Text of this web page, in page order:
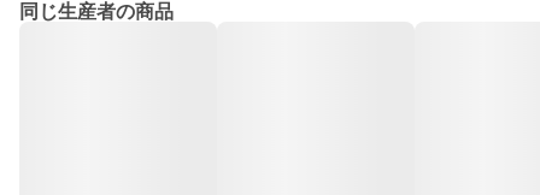
同じ生産者の商品